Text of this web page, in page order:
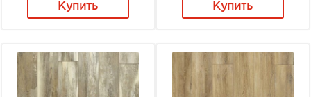
Купить Купить